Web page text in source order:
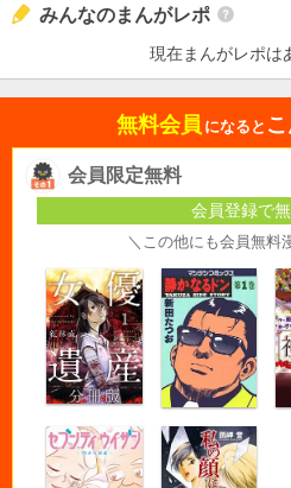
みんなのまんがレポ
現在まんがレポは
無料会員 になると
会員限定無料
会員登録で
＼この他にも会員無料